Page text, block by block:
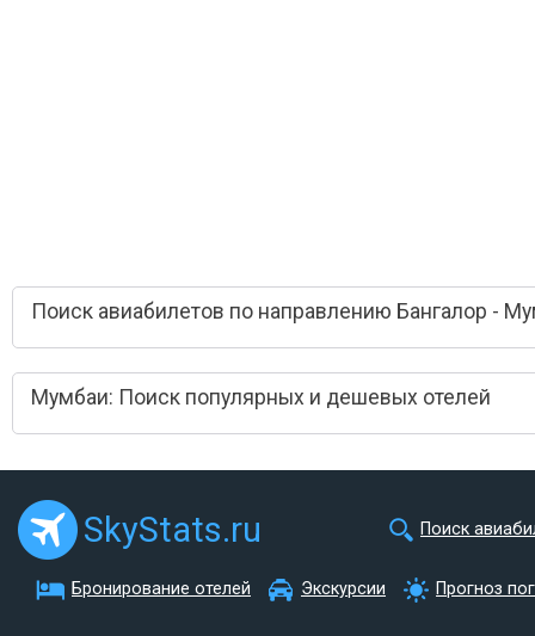
Поиск авиабилетов по направлению Бангалор -
Мумбаи: Поиск популярных и дешевых отелей
SkyStats.ru Поиск
Бронирование отелей Экскурсии Прогноз